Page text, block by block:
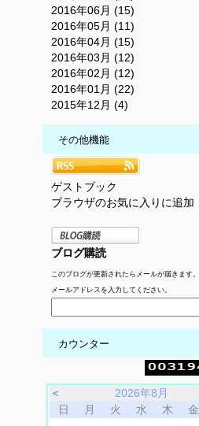
2016年06月 (15)
2016年05月 (11)
2016年04月 (15)
2016年03月 (12)
2016年02月 (12)
2016年01月 (22)
2015年12月 (4)
その他機能
ゲストブック
ブラウザのお気に入りに追加
ブログ購読
このブログが更新されたらメールが届きます。
メールアドレスを入力してください。
カウンター
＜ 2026年8月
日
月 火 水 木 金